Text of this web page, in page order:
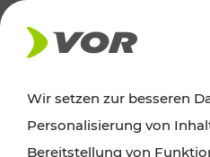
AKTUELLES
Ausflugstipps
Wir setzen zur besseren
Personalisierung von
Bereitstellung von